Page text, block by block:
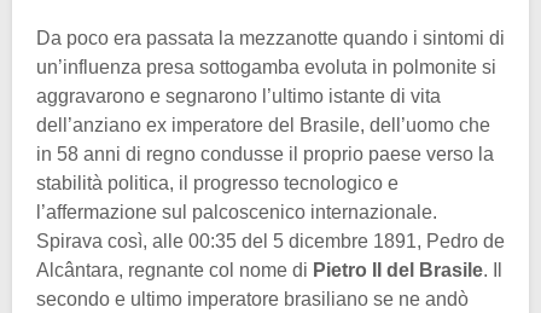
Da poco era passata la mezzanotte quando i sintomi di
un’influenza presa sottogamba evoluta in polmonite si
aggravarono e segnarono l’ultimo istante di vita
dell’anziano ex imperatore del Brasile, dell’uomo che
in 58 anni di regno condusse il proprio paese verso la
stabilità politica, il progresso tecnologico e
l’affermazione sul palcoscenico internazionale.
Spirava così, alle 00:35 del 5 dicembre 1891, Pedro de
Alcântara, regnante col nome di Pietro II del Brasile. Il
secondo e ultimo imperatore brasiliano se ne andò